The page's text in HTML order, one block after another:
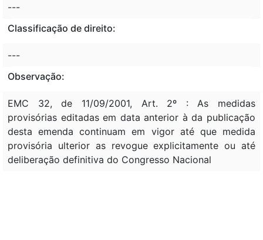
---
Classificação de direito:
---
Observação:
EMC 32, de 11/09/2001, Art. 2º : As medidas
provisórias editadas em data anterior à da publicação
desta emenda continuam em vigor até que medida
provisória ulterior as revogue explicitamente ou até
deliberação definitiva do Congresso Nacional